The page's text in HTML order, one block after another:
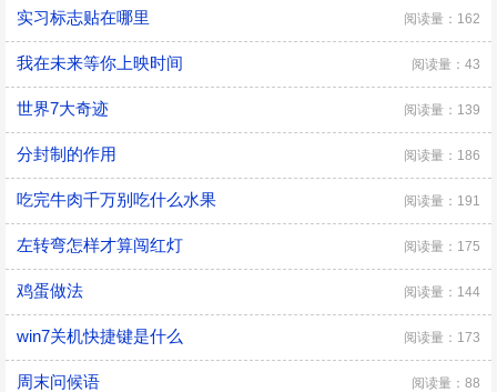
实习标志贴在哪里 阅读量：162
我在未来等你上映时间 阅读量：43
世界7大奇迹 阅读量：139
分封制的作用 阅读量：186
吃完牛肉千万别吃什么水果 阅读量：191
左转弯怎样才算闯红灯 阅读量：175
鸡蛋做法 阅读量：144
win7关机快捷键是什么 阅读量：173
周末问候语 阅读量：88